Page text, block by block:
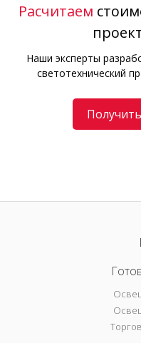
Расчитаем
Наши эксперты
светотехнический